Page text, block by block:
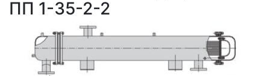
ПП 1-35-2-2